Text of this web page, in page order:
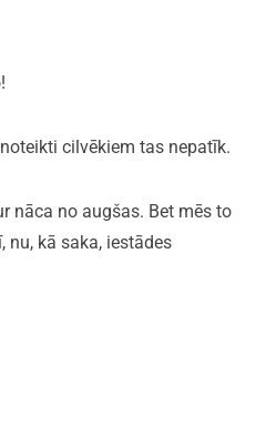
cilvēkiem tas nepatīk.
nāca no augšas. Bet mēs to
kā saka, iestādes